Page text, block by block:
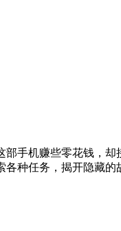
手机赚些零花钱，
种任务，揭开隐藏的